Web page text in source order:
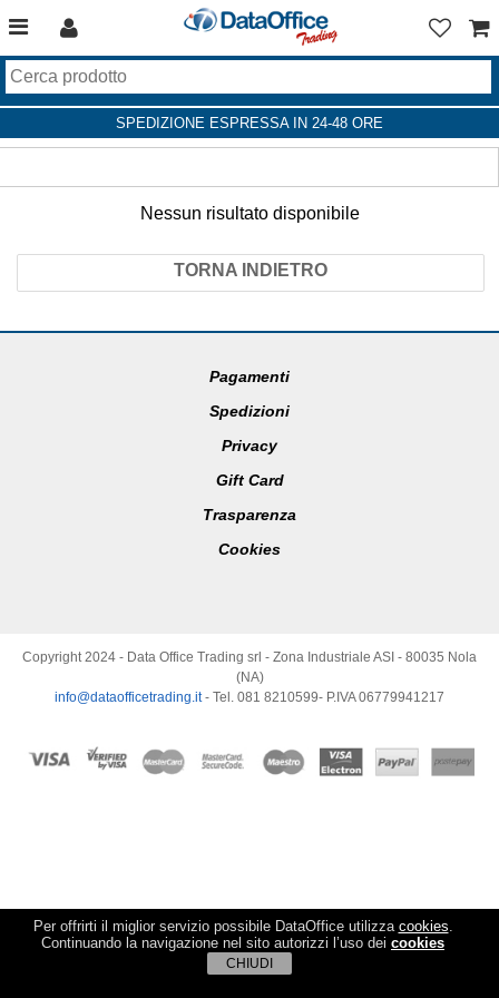
Per offrirti il miglior servizio possibile DataOffice utilizza cookies.
Continuando la navigazione nel sito autorizzi l’uso dei cookies
CHIUDI
SPEDIZIONE ESPRESSA IN 24-48 ORE
Nessun risultato disponibile
TORNA INDIETRO
Pagamenti
Spedizioni
Privacy
Gift Card
Trasparenza
Cookies
Copyright 2024 - Data Office Trading srl - Zona Industriale ASI - 80035 Nola
(NA)
info@dataofficetrading.it- Tel. 081 8210599- P.IVA 06779941217